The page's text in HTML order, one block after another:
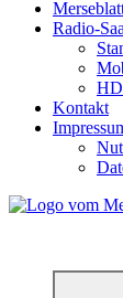
Radio-
Kontakt